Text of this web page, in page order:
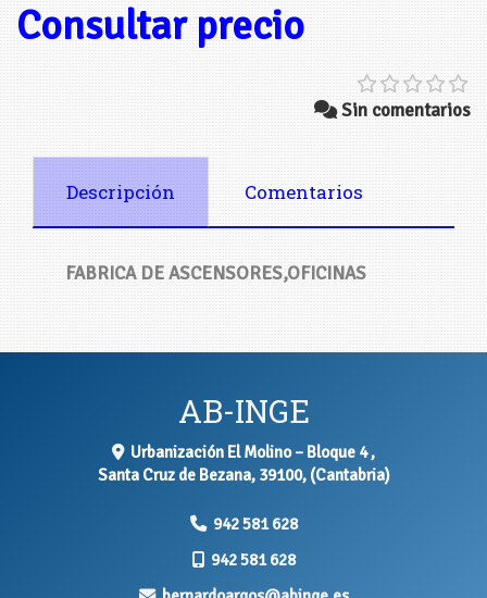
Consultar precio
Sin comentarios
Descripción Comentarios
FABRICA DE ASCENSORES,OFICINAS
AB-INGE
Urbanización El Molino – Bloque 4 ,
Santa Cruz de Bezana, 39100, (Cantabria)
942 581 628
942 581 628